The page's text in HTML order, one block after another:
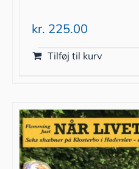
kr. 225.00
Tilføj til kurv